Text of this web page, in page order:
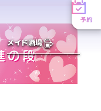
予約
メイド酒場